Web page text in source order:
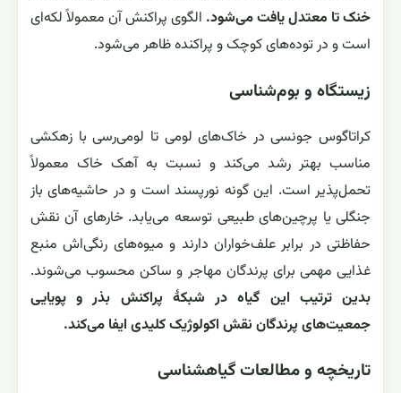
خنک تا معتدل یافت می‌شود. الگوی پراکنش آن معمولاً لکه‌ای
است و در توده‌های کوچک و پراکنده ظاهر می‌شود.
زیستگاه و بوم‌شناسی
کراتاگوس جونسی در خاک‌های لومی تا لومی‌رسی با زهکشی
مناسب بهتر رشد می‌کند و نسبت به آهک خاک معمولاً
تحمل‌پذیر است. این گونه نورپسند است و در حاشیه‌های باز
جنگلی یا پرچین‌های طبیعی توسعه می‌یابد. خارهای آن نقش
حفاظتی در برابر علف‌خواران دارند و میوه‌های رنگی‌اش منبع
غذایی مهمی برای پرندگان مهاجر و ساکن محسوب می‌شوند.
بدین ترتیب این گیاه در شبکهٔ پراکنش بذر و پویایی
جمعیت‌های پرندگان نقش اکولوژیک کلیدی ایفا می‌کند.
تاریخچه و مطالعات گیاهشناسی